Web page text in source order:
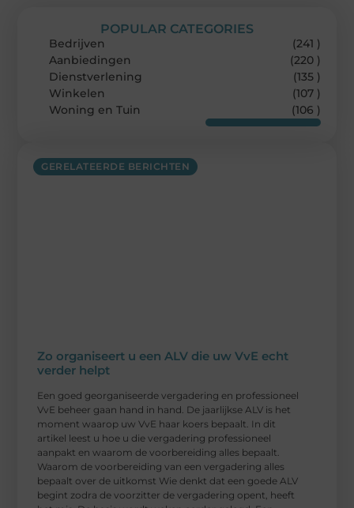
GERELATEERDE BERICHTEN
Zo organiseert u een ALV die uw VvE echt
verder helpt
Een goed georganiseerde vergadering en professioneel
VvE beheer gaan hand in hand. De jaarlijkse ALV is het
moment waarop uw VvE haar koers bepaalt. In dit
artikel leest u hoe u die vergadering professioneel
aanpakt en waarom de voorbereiding alles bepaalt.
Waarom de voorbereiding van een vergadering alles
bepaalt over de uitkomst Wie denkt dat een goede ALV
begint zodra de voorzitter de vergadering opent, heeft
POPULAR CATEGORIES
Bedrijven
(241 )
Aanbiedingen
(220 )
Dienstverlening
(135 )
Winkelen
(107 )
Woning en Tuin
(106 )